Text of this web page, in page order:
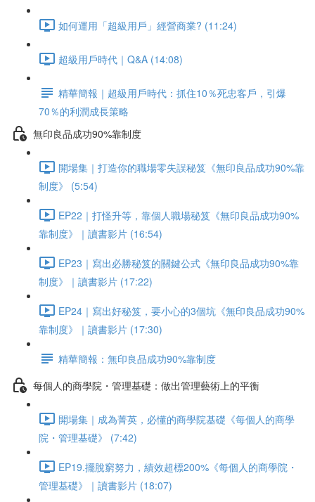
如何運用「超級用戶」經營商業? (11:24)
超級用戶時代｜Q&A (14:08)
精華簡報｜超級用戶時代：抓住10％死忠客戶，引爆
70％的利潤成長策略
無印良品成功90%靠制度
開場集｜打造你的職場零失誤秘笈《無印良品成功90%靠
制度》 (5:54)
EP22｜打怪升等，靠個人職場秘笈《無印良品成功90%
靠制度》｜讀書影片 (16:54)
EP23｜寫出必勝秘笈的關鍵公式《無印良品成功90%靠
制度》｜讀書影片 (17:22)
EP24｜寫出好秘笈，要小心的3個坑《無印良品成功90%
靠制度》｜讀書影片 (17:30)
精華簡報：無印良品成功90%靠制度
每個人的商學院・管理基礎：做出管理藝術上的平衡
開場集｜成為菁英，必懂的商學院基礎《每個人的商學
院・管理基礎》 (7:42)
EP19.擺脫窮努力，績效超標200%《每個人的商學院・
管理基礎》｜讀書影片 (18:07)